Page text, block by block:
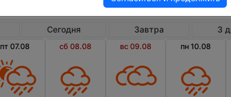
Сегодня Завтра 3
пт 07.08 сб 08.08 вс 09.08 пн 10.08